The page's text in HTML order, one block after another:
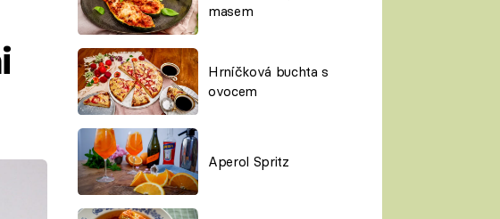
masem
Hrníčková buchta s
ovocem
Aperol Spritz